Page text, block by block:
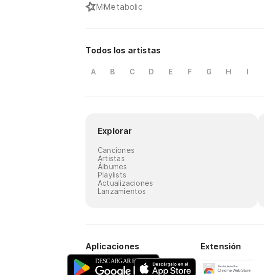
MMetabolic
Todos los artistas
A B C D E F G H I
Explorar
Canciones
Artistas
Álbumes
Playlists
Actualizaciones
Lanzamientos
Aplicaciones Extensión